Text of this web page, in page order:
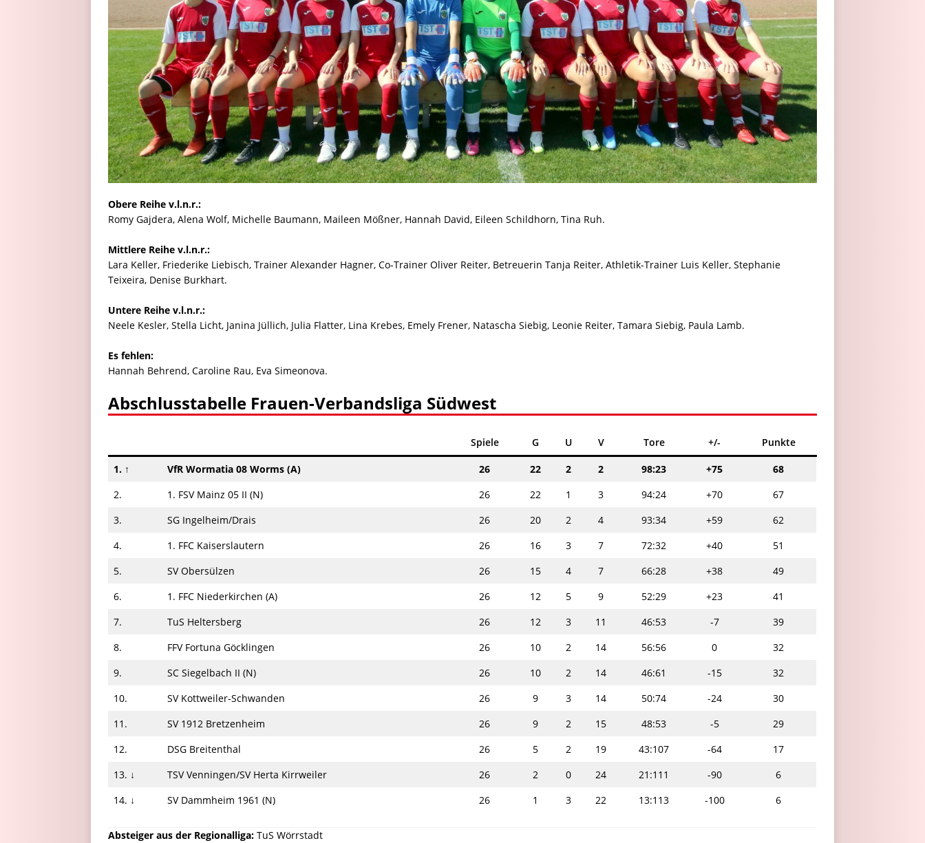
Obere Reihe v.l.n.r.:
Romy Gajdera, Alena Wolf, Michelle Baumann, Maileen Mößner, Hannah David, Eileen Schildhorn, Tina Ruh.
Mittlere Reihe v.l.n.r.:
Lara Keller, Friederike Liebisch, Trainer Alexander Hagner, Co-Trainer Oliver Reiter, Betreuerin Tanja Reiter, Athletik-Trainer Luis Keller, Stephanie
Teixeira, Denise Burkhart.
Untere Reihe v.l.n.r.:
Neele Kesler, Stella Licht, Janina Jüllich, Julia Flatter, Lina Krebes, Emely Frener, Natascha Siebig, Leonie Reiter, Tamara Siebig, Paula Lamb.
Es fehlen:
Hannah Behrend, Caroline Rau, Eva Simeonova.
Abschlusstabelle Frauen-Verbandsliga Südwest
Spiele G U V Tore +/- Punkte
1. ↑ VfR Wormatia 08 Worms (A) 26 22 2 2 98:23 +75
68
2.
1. FSV Mainz 05 II (N) 26 22 1 3 94:24 +70
67
3.
SG Ingelheim/​Drais 26 20 2 4 93:34 +59
62
4.
1. FFC Kaiserslautern 26 16 3 7 72:32 +40
51
5.
SV Obersülzen 26 15 4 7 66:28 +38
49
6.
1. FFC Niederkirchen (A) 26 12 5 9 52:29 +23
41
7.
TuS Heltersberg 26 12 3 11 46:53 -7
39
8.
FFV Fortuna Göcklingen 26 10 2 14 56:56 0
32
9.
SC Siegelbach II (N) 26 10 2 14 46:61 -15
32
10.
SV Kottweiler-Schwanden 26 9 3 14 50:74 -24
30
11.
SV 1912 Bretzenheim 26 9 2 15 48:53 -5
29
12.
DSG Breitenthal 26 5 2 19 43:107 -64
17
13. ↓
TSV Venningen/​SV Herta Kirrweiler 26 2 0 24 21:111 -90
6
14. ↓
SV Dammheim 1961 (N) 26 1 3 22 13:113 -100 6
Absteiger aus der Regionalliga: TuS Wörrstadt